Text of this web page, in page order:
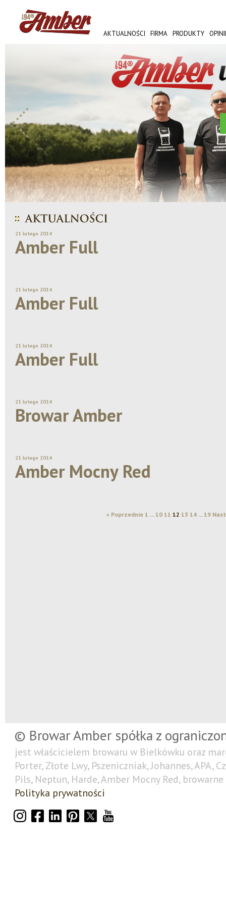
AKTUALNOŚCI FIRMA PRODUKTY
AMBER FEST
21 lutego 2014
Amber Full
21 lutego 2014
Amber Full
21 lutego 2014
Amber Full
21 lutego 2014
Browar Amber
21 lutego 2014
Amber Mocny Red
« Poprzednie 1 … 10 11 12 13 14 … 19
© Browar Amber spółka z
jest właścicielem browaru w Bielkówku oraz
Porter, Złote Lwy, Pszeniczniak, Johannes, APA,
Pils, Neptun, Harde, Amber Mocny Red,
Polityka prywatności